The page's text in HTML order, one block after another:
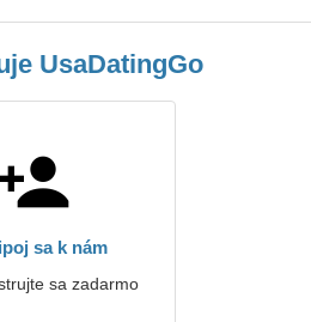
UsaDatingGo
sa k nám
sa zadarmo